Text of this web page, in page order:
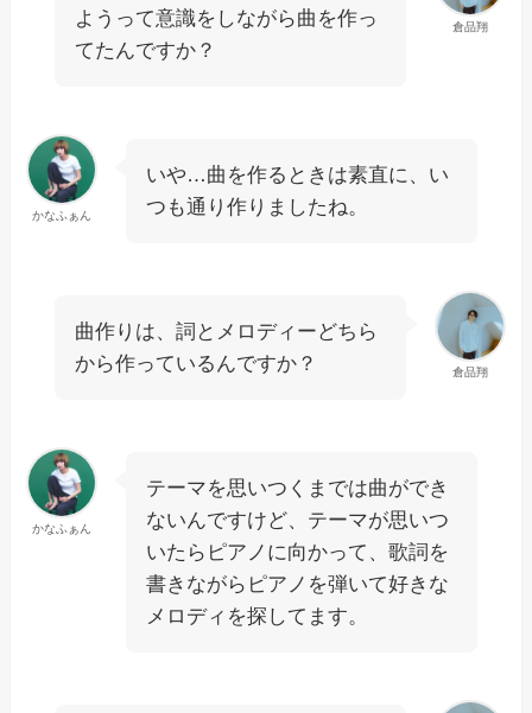
倉品翔
ようって意識をしながら曲を作っ
てたんですか？
かなふぁん
いや…曲を作るときは素直に、い
つも通り作りましたね。
倉品翔
曲作りは、詞とメロディーどちら
から作っているんですか？
かなふぁん
テーマを思いつくまでは曲ができ
ないんですけど、テーマが思いつ
いたらピアノに向かって、歌詞を
書きながらピアノを弾いて好きな
メロディを探してます。